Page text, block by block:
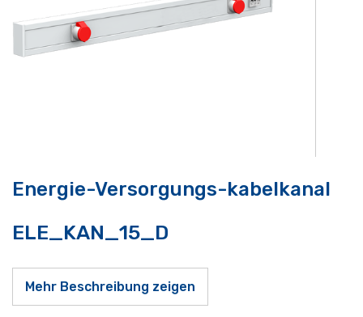
Energie-Versorgungs-kabelkanal
ELE_KAN_15_D
Mehr Beschreibung zeigen